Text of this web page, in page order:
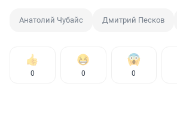
Анатолий Чубайс Дмитрий Песков
0 0 0